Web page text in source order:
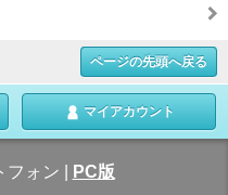
ページの先頭へ戻る
マイアカウント
フォン PC版